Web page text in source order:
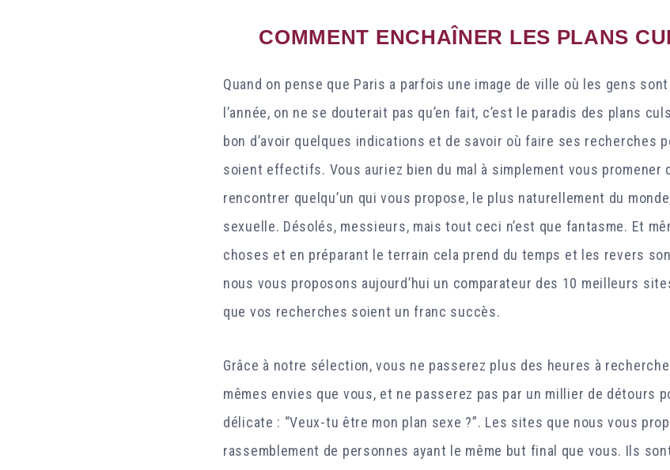
COMMENT ENCHAÎNER LES PLANS
Quand on pense que Paris a parfois une image de ville où les gens
l’année, on ne se douterait pas qu’en fait, c’est le paradis des plans
bon d’avoir quelques indications et de savoir où faire ses recherches
soient effectifs. Vous auriez bien du mal à simplement vous promener
rencontrer quelqu’un qui vous propose, le plus naturellement du
sexuelle. Désolés, messieurs, mais tout ceci n’est que fantasme. Et
choses et en préparant le terrain cela prend du temps et les revers
nous vous proposons aujourd’hui un comparateur des 10 meilleurs
que vos recherches soient un franc succès.
Grâce à notre sélection, vous ne passerez plus des heures à
mêmes envies que vous, et ne passerez pas par un millier de détours
délicate : “Veux-tu être mon plan sexe ?”. Les sites que nous vous
rassemblement de personnes ayant le même but final que vous. Ils